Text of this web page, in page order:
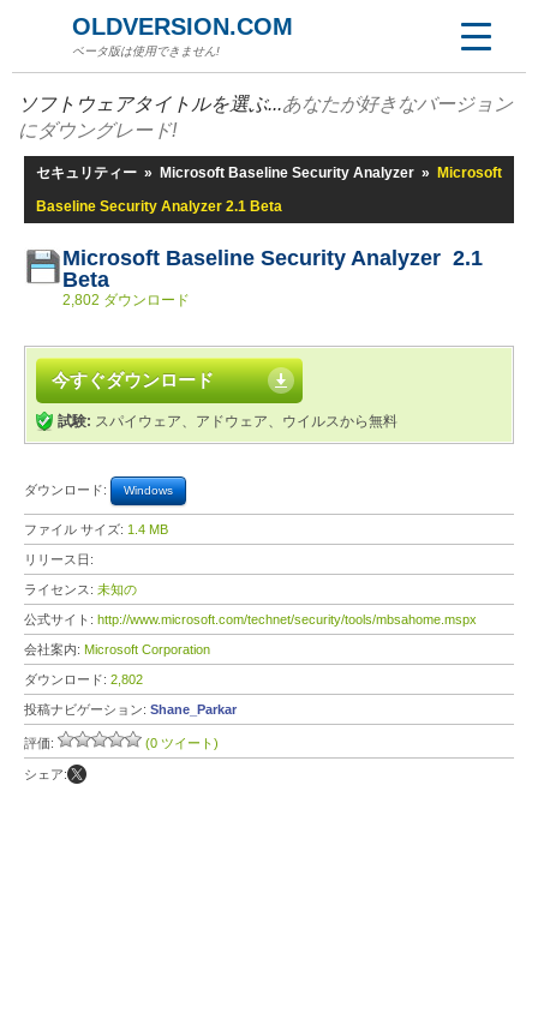
OLDVERSION.COM
ベータ版は使用できません!
ソフトウェアタイトルを選ぶ...あなたが好きなバージョン
にダウングレード!
セキュリティー » Microsoft Baseline Security Analyzer »
Microsoft
Baseline Security Analyzer 2.1 Beta
Microsoft Baseline Security Analyzer 2.1
Beta
2,802 ダウンロード
今すぐダウンロード
試験: スパイウェア、アドウェア、ウイルスから無料
ダウンロード: Windows
ファイル サイズ: 1.4 MB
リリース日:
ライセンス: 未知の
公式サイト: http://www.microsoft.com/technet/security/tools/mbsahome.mspx
会社案内: Microsoft Corporation
ダウンロード: 2,802
投稿ナビゲーション: Shane_Parkar
評価: (0 ツイート)
シェア: